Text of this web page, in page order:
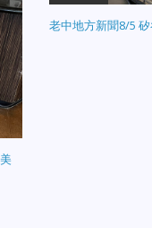
老中地方新聞8/5